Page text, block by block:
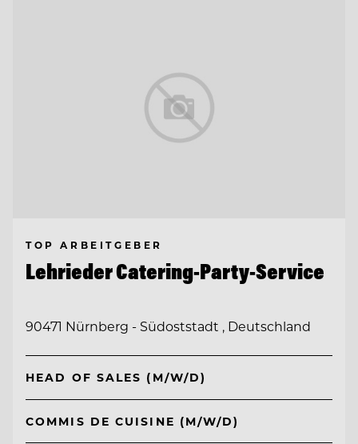
TOP ARBEITGEBER
Lehrieder Catering-Party-Service
90471 Nürnberg - Südoststadt , Deutschland
HEAD OF SALES (M/W/D)
COMMIS DE CUISINE (M/W/D)